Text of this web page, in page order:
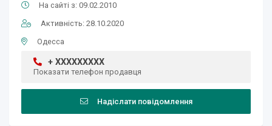
На сайті з: 09.02.2010
Активність: 28.10.2020
Одесса
+ XXXXXXXXX
Показати телефон продавця
Надіслати повідомлення